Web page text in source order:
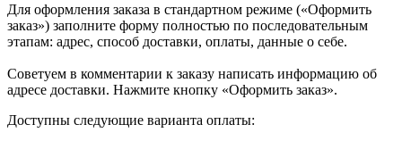
Для оформления заказа в стандартном режиме («Оформить
заказ») заполните форму полностью по последовательным
этапам: адрес, способ доставки, оплаты, данные о себе.
Советуем в комментарии к заказу написать информацию об
адресе доставки. Нажмите кнопку «Оформить заказ».
Доступны следующие варианта оплаты: